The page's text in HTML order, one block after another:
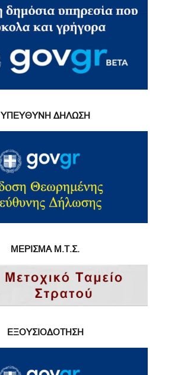
ΥΠΕΥΘΥΝΗ ΔΗΛΩΣΗ
ΜΕΡΙΣΜΑ Μ.Τ.Σ.
ΕΞΟΥΣΙΟΔΟΤΗΣΗ